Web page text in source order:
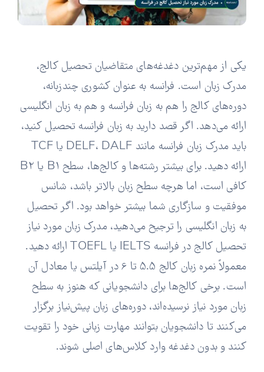
یکی از مهم‌ترین دغدغه‌های متقاضیان تحصیل کالج،
مدرک زبان است. فرانسه به عنوان کشوری چندزبانه،
دوره‌های کالج را هم به زبان فرانسه و هم به زبان انگلیسی
ارائه می‌دهد. اگر قصد دارید به زبان فرانسه تحصیل کنید،
باید مدرک زبان فرانسه مانند DELF، DALF یا TCF
ارائه دهید. برای بیشتر رشته‌ها و کالج‌ها، سطح B1 یا B2
کافی است، اما هرچه سطح زبان بالاتر باشد، شانس
موفقیت و سازگاری شما بیشتر خواهد بود. اگر تحصیل
به زبان انگلیسی را ترجیح می‌دهید، مدرک زبان مورد نیاز
تحصیل کالج در فرانسه IELTS یا TOEFL ارائه دهید.
معمولاً نمره زبان کالج 5.5 تا 6 در آیلتس یا معادل آن
است. برخی کالج‌ها برای دانشجویانی که هنوز به سطح
زبان مورد نیاز نرسیده‌اند، دوره‌های زبان پیش‌نیاز برگزار
می‌کنند تا دانشجویان بتوانند مهارت زبانی خود را تقویت
کنند و بدون دغدغه وارد کلاس‌های اصلی شوند.